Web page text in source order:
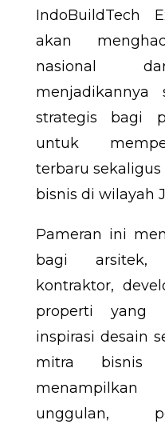
IndoBuildTech
akan
nasional
strategis bagi
untuk
terbaru
bisnis di wilayah
Pameran ini
bagi arsitek,
kontraktor,
properti yang
inspirasi desain
mitra bisnis
unggulan,